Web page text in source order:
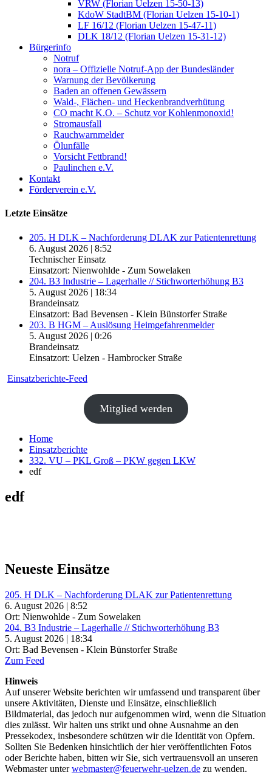
VRW (Florian Uelzen 15-50-13)
KdoW StadtBM (Florian Uelzen 15-10-1)
LF 16/12 (Florian Uelzen 15-47-11)
DLK 18/12 (Florian Uelzen 15-31-12)
Bürgerinfo
Notruf
nora – Offizielle Notruf-App der Bundesländer
Warnung der Bevölkerung
Baden an offenen Gewässern
Wald-, Flächen- und Heckenbrandverhütung
CO macht K.O. – Schutz vor Kohlenmonoxid!
Stromausfall
Rauchwarnmelder
Ölunfälle
Vorsicht Fettbrand!
Paulinchen e.V.
Kontakt
Förderverein e.V.
Letzte Einsätze
205. H DLK – Nachforderung DLAK zur Patientenrettung
6. August 2026 | 8:52
Technischer Einsatz
Einsatzort: Nienwohlde - Zum Sowelaken
204. B3 Industrie – Lagerhalle // Stichworterhöhung B3
5. August 2026 | 18:34
Brandeinsatz
Einsatzort: Bad Bevensen - Klein Bünstorfer Straße
203. B HGM – Auslösung Heimgefahrenmelder
5. August 2026 | 0:26
Brandeinsatz
Einsatzort: Uelzen - Hambrocker Straße
Einsatzberichte-Feed
Mitglied werden
Home
Einsatzberichte
332. VU – PKL Groß – PKW gegen LKW
edf
edf
Neueste Einsätze
205. H DLK – Nachforderung DLAK zur Patientenrettung
6. August 2026 | 8:52
Ort: Nienwohlde - Zum Sowelaken
204. B3 Industrie – Lagerhalle // Stichworterhöhung B3
5. August 2026 | 18:34
Ort: Bad Bevensen - Klein Bünstorfer Straße
Zum Feed
Hinweis
Auf unserer Website berichten wir umfassend und transparent über
unsere Aktivitäten, Dienste und Einsätze, einschließlich
Bildmaterial, das jedoch nur aufgenommen wird, wenn die Situation
dies zulässt. Wir halten uns strikt und ohne Ausnahme an den
Pressekodex, insbesondere schützen wir die Identität von Opfern.
Sollten Sie Bedenken hinsichtlich der hier veröffentlichten Fotos
oder Berichte haben, bitten wir Sie, sich vertrauensvoll an unseren
Webmaster unterwebmaster@feuerwehr-uelzen.de zu wenden.